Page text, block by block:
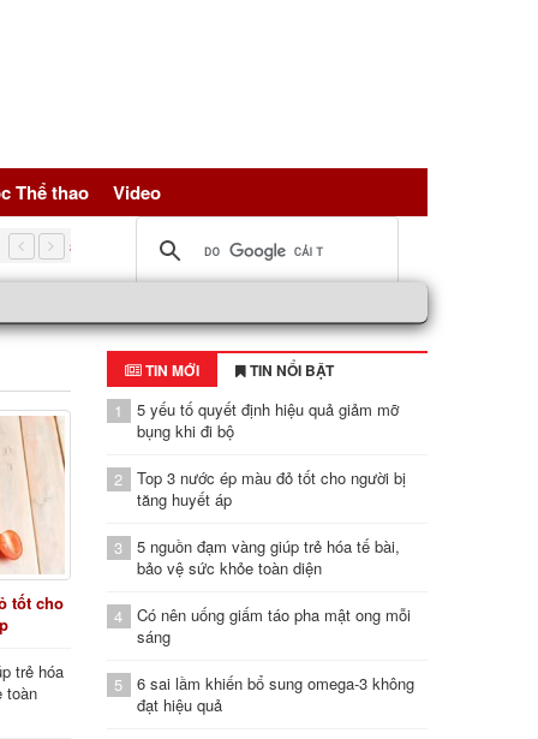
Thể thao Video
5 nguồn đạm vàng giúp trẻ hóa tế bài, bảo vệ sức khỏe toàn
tốt cho
trẻ hóa
toàn
TIN MỚI TIN NỔI BẬT
1
5 yếu tố quyết định hiệu quả giảm mỡ
bụng khi đi bộ
2
Top 3 nước ép màu đỏ tốt cho người bị
tăng huyết áp
3
5 nguồn đạm vàng giúp trẻ hóa tế bài,
bảo vệ sức khỏe toàn diện
4
Có nên uống giấm táo pha mật ong mỗi
sáng
5
6 sai lầm khiến bổ sung omega-3 không
đạt hiệu quả